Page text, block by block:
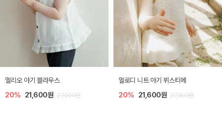
엘리오 아기 블라우스
20% 21,600원 27,000원
엘로디 니트 아기 뷔스티에
20% 21,600원 27,000원